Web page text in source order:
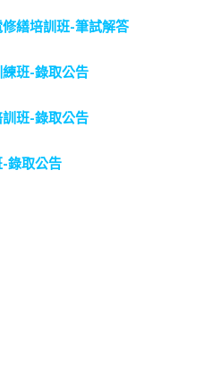
繕培訓班-筆試解答
班-錄取公告
班-錄取公告
錄取公告